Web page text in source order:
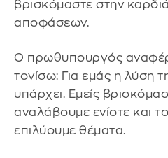
βρισκόμαστε στην
αποφάσεων.
Ο πρωθυπουργός
τονίσω: Για εμάς η λύση
υπάρχει. Εμείς
αναλάβουμε ενίοτε και
επιλύουμε θέματα.